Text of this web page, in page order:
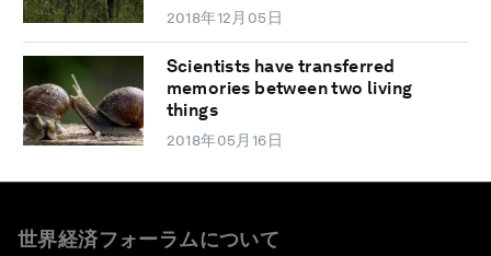
2018年12月05日
Scientists have transferred
memories between two living
things
2018年05月16日
世界経済フォーラムについて